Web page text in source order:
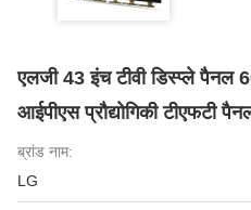
एलजी 43 इंच टीवी डिस्प्ले पैनल
आईपीएस प्रौद्योगिकी टीएफटी
ब्रांड नाम:
LG